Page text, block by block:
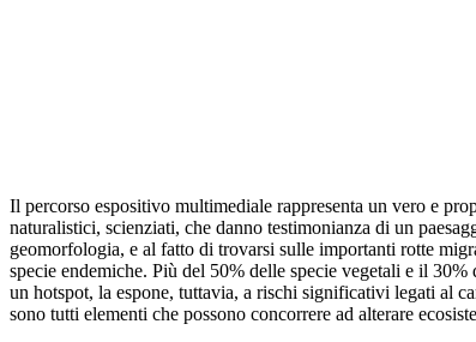
Il percorso espositivo multimediale rappresenta un vero e
naturalistici, scienziati, che danno testimonianza di un
geomorfologia, e al fatto di trovarsi sulle importanti rotte
specie endemiche. Più del 50% delle specie vegetali e il
un hotspot, la espone, tuttavia, a rischi significativi legati al
sono tutti elementi che possono concorrere ad alterare